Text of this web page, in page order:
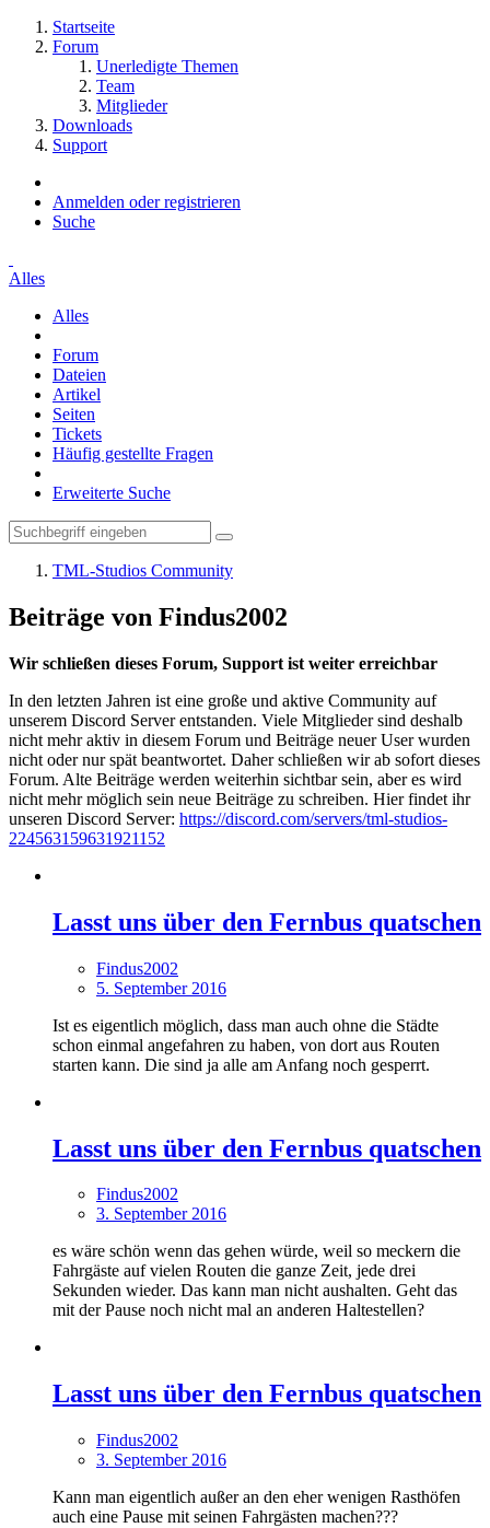
Startseite
Forum
Unerledigte Themen
Team
Mitglieder
Downloads
Support
Anmelden oder registrieren
Suche
Alles
Alles
Forum
Dateien
Artikel
Seiten
Tickets
Häufig gestellte Fragen
Erweiterte Suche
TML-Studios Community
Beiträge von Findus2002
Wir schließen dieses Forum, Support ist weiter erreichbar
In den letzten Jahren ist eine große und aktive Community auf
unserem Discord Server entstanden. Viele Mitglieder sind deshalb
nicht mehr aktiv in diesem Forum und Beiträge neuer User wurden
nicht oder nur spät beantwortet. Daher schließen wir ab sofort dieses
Forum. Alte Beiträge werden weiterhin sichtbar sein, aber es wird
nicht mehr möglich sein neue Beiträge zu schreiben. Hier findet ihr
unseren Discord Server: https://discord.com/servers/tml-studios-
224563159631921152
Lasst uns über den Fernbus quatschen
Findus2002
5. September 2016
Ist es eigentlich möglich, dass man auch ohne die Städte
schon einmal angefahren zu haben, von dort aus Routen
starten kann. Die sind ja alle am Anfang noch gesperrt.
Lasst uns über den Fernbus quatschen
Findus2002
3. September 2016
es wäre schön wenn das gehen würde, weil so meckern die
Fahrgäste auf vielen Routen die ganze Zeit, jede drei
Sekunden wieder. Das kann man nicht aushalten. Geht das
mit der Pause noch nicht mal an anderen Haltestellen?
Lasst uns über den Fernbus quatschen
Findus2002
3. September 2016
Kann man eigentlich außer an den eher wenigen Rasthöfen
auch eine Pause mit seinen Fahrgästen machen???